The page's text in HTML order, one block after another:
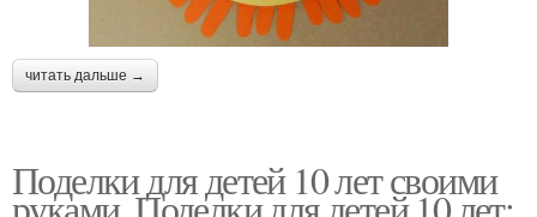
читать дальше →
Поделки для детей 10 лет своими